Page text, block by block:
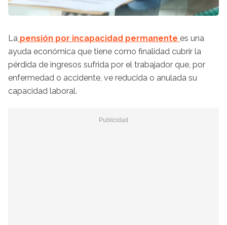
La pensión por incapacidad permanente es una
ayuda económica que tiene como finalidad cubrir la
pérdida de ingresos sufrida por el trabajador que, por
enfermedad o accidente, ve reducida o anulada su
capacidad laboral.